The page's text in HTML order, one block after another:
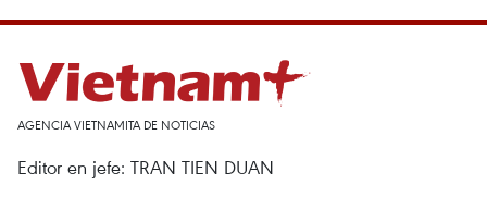
AGENCIA VIETNAMITA DE NOTICIAS
Editor en jefe: TRAN TIEN DUAN